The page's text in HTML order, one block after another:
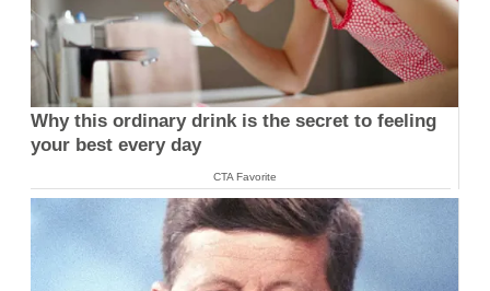
Why this ordinary drink is the secret to feeling
your best every day
CTA Favorite